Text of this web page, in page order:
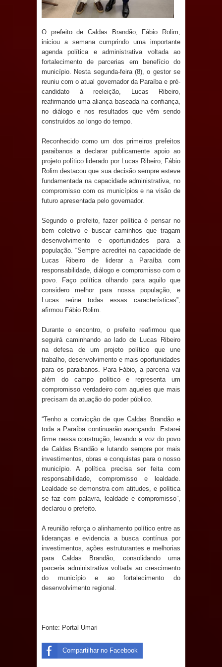
Anjos
Democrático de Direito – Bacharela
aborda de maneira inédita no mundo
jurídico brasileiro, temas polêmicos;
campanha Julho Neon com ações de
conscientização sobre saúde bucal
Caldas Brandão: gestão municipal
e aquece economia para Festa de
Santana
Saúde Bucal: Mais de 470 próteses
dentárias já foram entregues pela
Caldas Brandão: Tradicional Festa de
Santana 2026 será neste sábado (25)
e deve atrair grande público
Nota de pesar: Câmara de Marí
lamenta a morte da ex-vereadora
Neta do Sindicato
Prefeito Major Sidnei busca em
Brasília recursos para nova Casa de
Acolhida e CRAS de Sapé
Denise Ribeiro toma posse no
Diretório Nacional do PDT durante
Convenção em Brasília
Dois Gigantes da Poesia Paraibana
BREJO em Guarabira
Vereador Davyd Matias reúne cerca
O prefeito de Caldas Brandão, Fábio Rolim,
iniciou a semana cumprindo uma importante
agenda política e administrativa voltada ao
fortalecimento de parcerias em benefício do
município. Nesta segunda-feira (8), o gestor se
reuniu com o atual governador da Paraíba e pré-
candidato à reeleição, Lucas Ribeiro,
reafirmando uma aliança baseada na confiança,
no diálogo e nos resultados que vêm sendo
construídos ao longo do tempo.
Reconhecido como um dos primeiros prefeitos
paraibanos a declarar publicamente apoio ao
projeto político liderado por Lucas Ribeiro, Fábio
Rolim destacou que sua decisão sempre esteve
fundamentada na capacidade administrativa, no
compromisso com os municípios e na visão de
futuro apresentada pelo governador.
Segundo o prefeito, fazer política é pensar no
bem coletivo e buscar caminhos que tragam
desenvolvimento e oportunidades para a
população. “Sempre acreditei na capacidade de
Lucas Ribeiro de liderar a Paraíba com
responsabilidade, diálogo e compromisso com o
povo. Faço política olhando para aquilo que
considero melhor para nossa população, e
Lucas reúne todas essas características”,
afirmou Fábio Rolim.
Durante o encontro, o prefeito reafirmou que
seguirá caminhando ao lado de Lucas Ribeiro
na defesa de um projeto político que une
trabalho, desenvolvimento e mais oportunidades
para os paraibanos. Para Fábio, a parceria vai
além do campo político e representa um
compromisso verdadeiro com aqueles que mais
precisam da atuação do poder público.
“Tenho a convicção de que Caldas Brandão e
toda a Paraíba continuarão avançando. Estarei
firme nessa construção, levando a voz do povo
de Caldas Brandão e lutando sempre por mais
investimentos, obras e conquistas para o nosso
município. A política precisa ser feita com
responsabilidade, compromisso e lealdade.
Lealdade se demonstra com atitudes, e política
se faz com palavra, lealdade e compromisso”,
declarou o prefeito.
A reunião reforça o alinhamento político entre as
lideranças e evidencia a busca contínua por
investimentos, ações estruturantes e melhorias
para Caldas Brandão, consolidando uma
parceria administrativa voltada ao crescimento
do município e ao fortalecimento do
desenvolvimento regional.
Fonte: Portal Umari
Compartilhar no Facebook